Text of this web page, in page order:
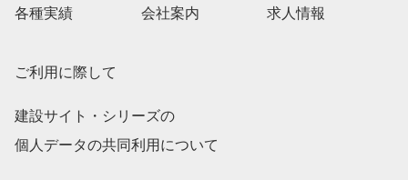
各種実績 会社案内 求人情報
ご利用に際して
建設サイト・シリーズの
個人データの共同利用について